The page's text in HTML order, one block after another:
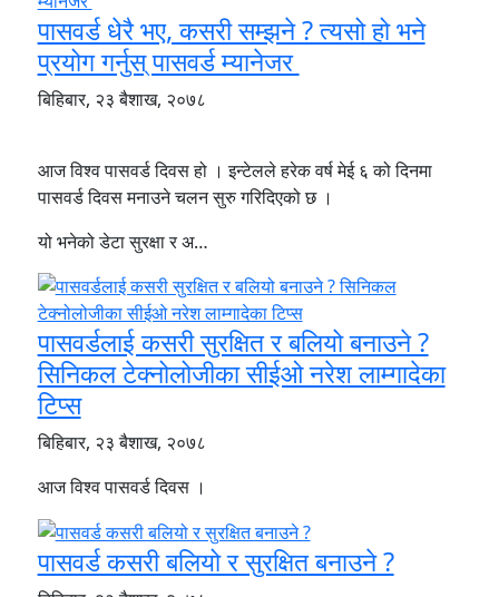
पासवर्ड धेरै भए, कसरी सम्झने ? त्यसो हो भने
प्रयोग गर्नुस् पासवर्ड म्यानेजर
बिहिबार, २३ बैशाख, २०७८
आज विश्व पासवर्ड दिवस हो । इन्टेलले हरेक वर्ष मेई ६ को दिनमा
पासवर्ड दिवस मनाउने चलन सुरु गरिदिएको छ ।
यो भनेको डेटा सुरक्षा र अ…
पासवर्डलाई कसरी सुरक्षित र बलियो बनाउने ?
सिनिकल टेक्नोलोजीका सीईओ नरेश लाम्गादेका
टिप्स
बिहिबार, २३ बैशाख, २०७८
आज विश्व पासवर्ड दिवस ।
पासवर्ड कसरी बलियो र सुरक्षित बनाउने ?